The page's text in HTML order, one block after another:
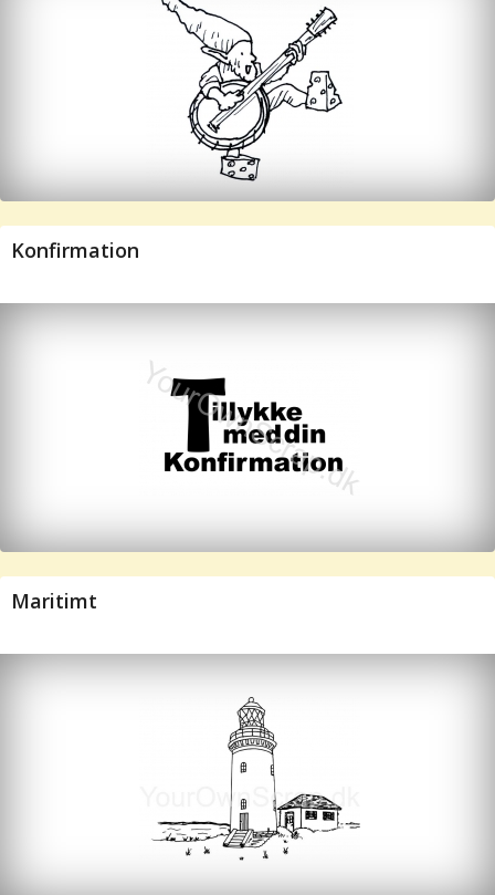
Konfirmation
Maritimt